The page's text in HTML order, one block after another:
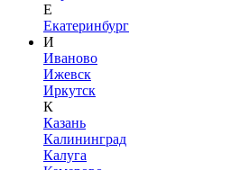
Е
Екатеринбург
И
Иваново
Ижевск
Иркутск
К
Казань
Калининград
Калуга